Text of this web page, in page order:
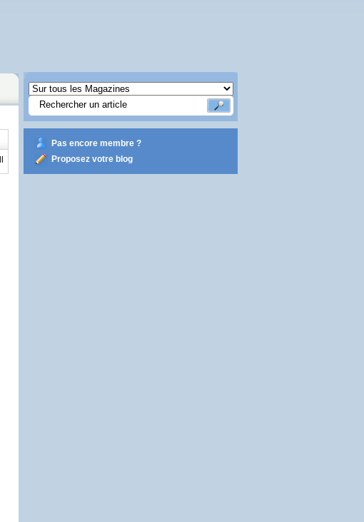
Pas encore membre ?
Proposez votre blog